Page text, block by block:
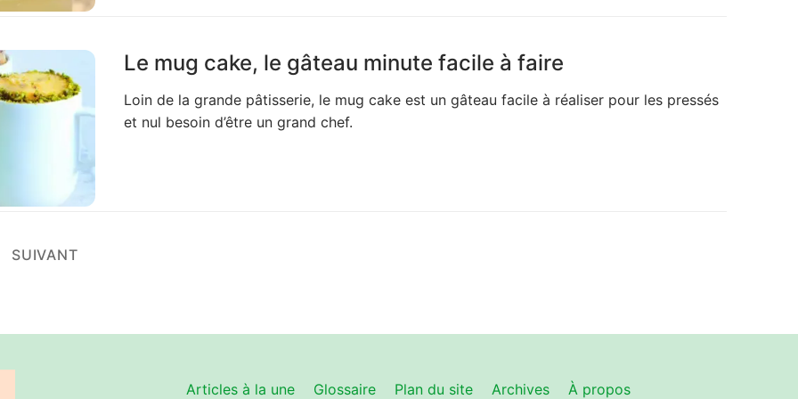
Le mug cake, le gâteau minute facile à faire
Loin de la grande pâtisserie, le mug cake est un gâteau facile à réaliser pour les pressés
et nul besoin d’être un grand chef.
SUIVANT
Articles à la une Glossaire Plan du site Archives À propos